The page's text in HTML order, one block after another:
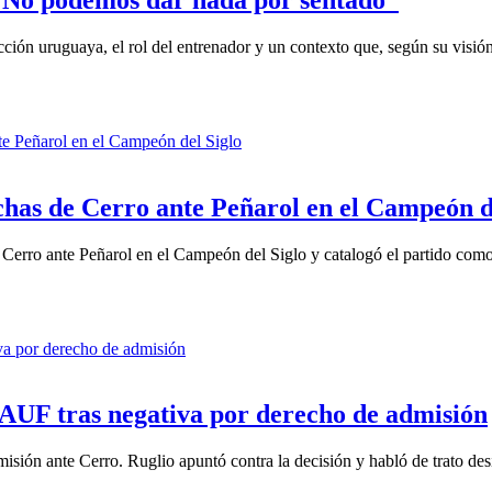
uruguaya, el rol del entrenador y un contexto que, según su
de Cerro ante Peñarol en el Campeón
ante Peñarol en el Campeón del Siglo y catalogó el partido
tras negativa por derecho de admisión
ante Cerro. Ruglio apuntó contra la decisión y habló de trato